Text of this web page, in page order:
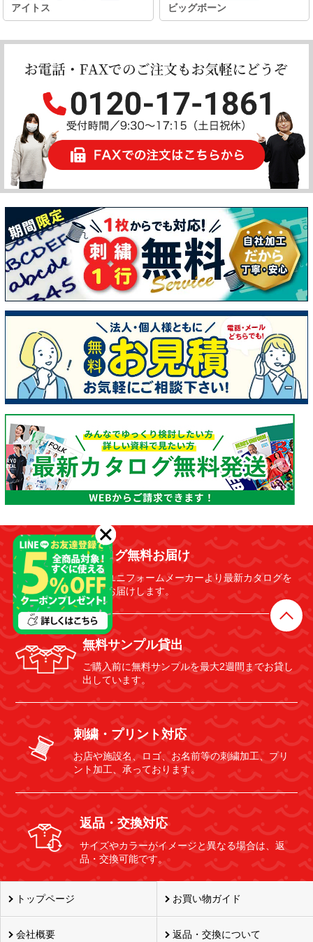
アイトス ビッグボーン
カタログ無料お届け
多数のユニフォームメーカーより最新カタログを
無料でお届けします。
無料サンプル貸出
ご購入前に無料サンプルを最大2週間までお貸し
出しています。
刺繍・プリント対応
お店や施設名、ロゴ、お名前等の刺繍加工、プリ
ント加工、承っております。
返品・交換対応
サイズやカラーがイメージと異なる場合は、返
品・交換可能です。
トップページ お買い物ガイド
会社概要 返品・交換について